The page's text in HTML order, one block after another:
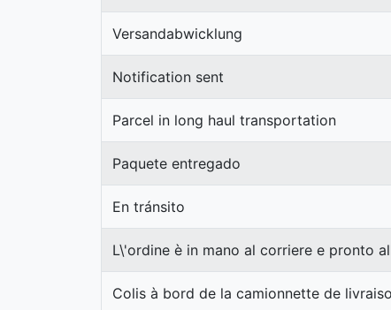
Versandabwicklung
Notification sent
Parcel in long haul transportation
Paquete entregado
En tránsito
L\'ordine è in mano al corriere e pronto
Colis à bord de la camionnette de